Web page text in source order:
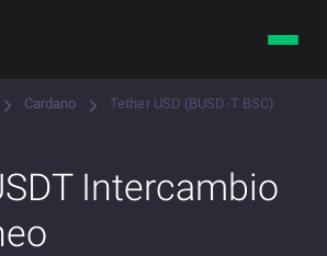
Cardano Tether USD (BUSD-T BSC)
Intercambio